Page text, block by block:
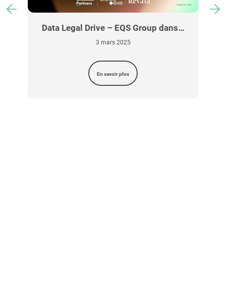
Data Legal Drive – EQS Group dans…
3 mars 2025
En savoir plus